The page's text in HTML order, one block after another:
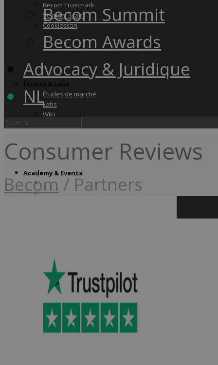
Becom Trustmark
Security Scan
Cookiescan
Études de marché
Labs
Wiki
Academy & Events
Friday Snacks
Formations
Advocacy & Juridique
Becom Summit
Becom Awards
Advocacy & Juridique
NL
Consumer Reviews
Becom / Partners